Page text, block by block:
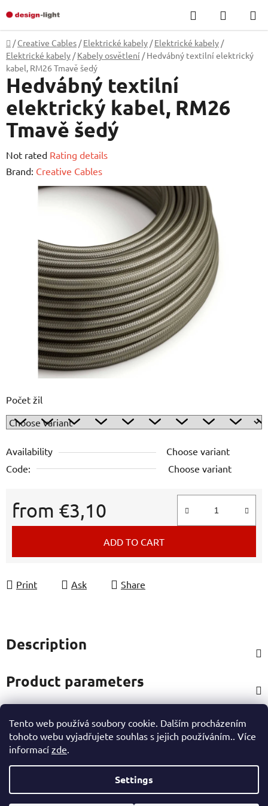
Tento web používá soubory cookie. Dalším procházením
tohoto webu vyjadřujete souhlas s jejich používáním.. Více
informací zde.
Settings
to
content
Search
CART
Home
/ Creative Cables / Elektrické kabely / Elektrické kabely /
Elektrické kabely / Kabely osvětlení / Hedvábný textilní elektrický
kabel, RM26 Tmavě šedý
Počet žil
Availability
Choose variant
Code:
Choose variant
from €3,10
Measure price:
ADD TO CART
Print Ask Share
Hedvábný textilní
elektrický kabel, RM26
Tmavě šedý
The
average
product
Not rated Rating details
Brand: Creative Cables
Description
Product parameters
Rating
Other information